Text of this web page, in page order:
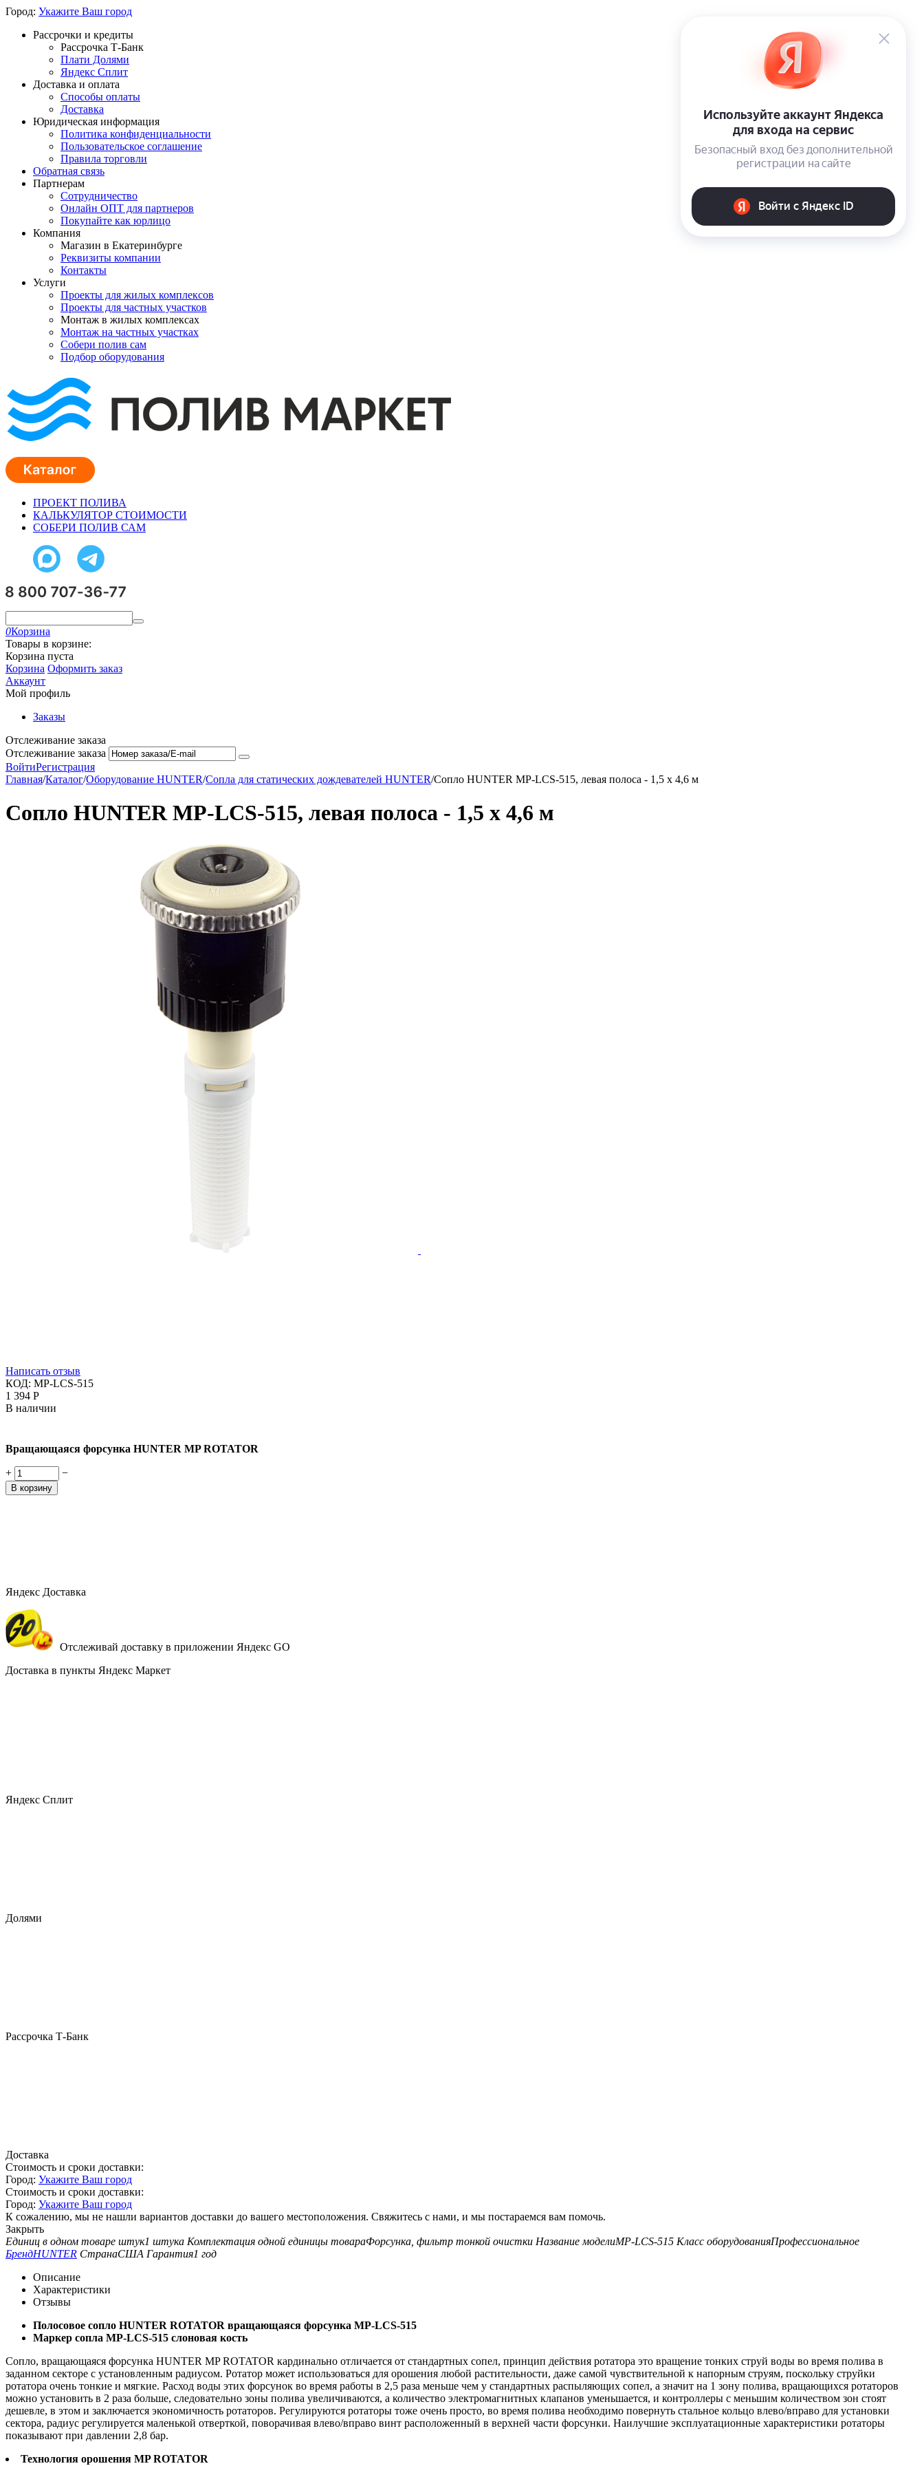
Город: Укажите Ваш город
Рассрочки и кредиты
Рассрочка Т-Банк
Плати Долями
Яндекс Сплит
Доставка и оплата
Способы оплаты
Доставка
Юридическая информация
Политика конфиденциальности
Пользовательское соглашение
Правила торговли
Обратная связь
Партнерам
Сотрудничество
Онлайн ОПТ для партнеров
Покупайте как юрлицо
Компания
Магазин в Екатеринбурге
Реквизиты компании
Контакты
Услуги
Проекты для жилых комплексов
Проекты для частных участков
Монтаж в жилых комплексах
Монтаж на частных участках
Собери полив сам
Подбор оборудования
ПРОЕКТ ПОЛИВА
КАЛЬКУЛЯТОР СТОИМОСТИ
СОБЕРИ ПОЛИВ САМ
0Корзина
Товары в корзине:
Корзина пуста
Корзина Оформить заказ
Аккаунт
Мой профиль
Заказы
Отслеживание заказа
Отслеживание заказа
ВойтиРегистрация
Главная/Каталог/Оборудование HUNTER/Сопла для статических дождевателей HUNTER/Сопло HUNTER MP-LCS-515, левая полоса - 1,5 x 4,6 м
Сопло HUNTER MP-LCS-515, левая полоса - 1,5 x 4,6 м
Написать отзыв
КОД: MP-LCS-515
1 394 Р
В наличии
Вращающаяся форсунка HUNTER MP ROTATOR
+ −
В корзину
Яндекс Доставка
Отслеживай доставку в приложении Яндекс GO
Доставка в пункты Яндекс Маркет
Яндекс Сплит
Долями
Рассрочка Т-Банк
Доставка
Стоимость и сроки доставки:
Город: Укажите Ваш город
Стоимость и сроки доставки:
Город: Укажите Ваш город
К сожалению, мы не нашли вариантов доставки до вашего местоположения. Свяжитесь с нами, и мы постараемся вам помочь.
Закрыть
Единиц в одном товаре штук1 штука Комплектация одной единицы товараФорсунка, фильтр тонкой очистки Название моделиMP-LCS-515 Класс оборудованияПрофессиональное
БрендHUNTER СтранаСША Гарантия1 год
Описание
Характеристики
Отзывы
Полосовое сопло HUNTER ROTATOR вращающаяся форсунка MP-LCS-515
Маркер сопла MP-LCS-515 слоновая кость
Сопло, вращающаяся форсунка HUNTER MP ROTATOR кардинально отличается от стандартных сопел, принцип действия ротатора это вращение тонких струй воды во время полива в
заданном секторе с установленным радиусом. Ротатор может использоваться для орошения любой растительности, даже самой чувствительной к напорным струям, поскольку струйки
ротатора очень тонкие и мягкие. Расход воды этих форсунок во время работы в 2,5 раза меньше чем у стандартных распыляющих сопел, а значит на 1 зону полива, вращающихся ротаторов
можно установить в 2 раза больше, следовательно зоны полива увеличиваются, а количество электромагнитных клапанов уменьшается, и контроллеры с меньшим количеством зон стоят
дешевле, в этом и заключается экономичность ротаторов. Регулируются ротаторы тоже очень просто, во время полива необходимо повернуть стальное кольцо влево/вправо для установки
сектора, радиус регулируется маленькой отверткой, поворачивая влево/вправо винт расположенный в верхней части форсунки. Наилучшие эксплуатационные характеристики ротаторы
показывают при давлении 2,8 бар.
Технология орошения MP ROTATOR